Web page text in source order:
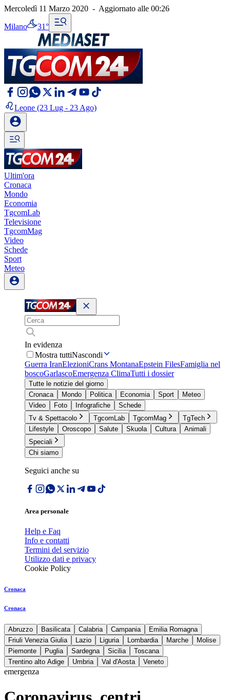
Mercoledì 11 Marzo 2020 - Aggiornato alle 00:26
Milano 31°
Leone (23 Lug - 23 Ago)
Ultim'ora
Cronaca
Mondo
Economia
TgcomLab
Televisione
TgcomMag
Video
Schede
Sport
Meteo
In evidenza
Mostra tuttiNascondi
Guerra IranElezioniCrans MontanaEpstein FilesFamiglia nel
boscoGarlascoEmergenza ClimaTutti i dossier
Tutte le notizie del giorno
Cronaca
Mondo Politica Economia Sport
Meteo
Video
Foto Infografiche
Schede
Tv & Spettacolo
TgcomLab TgcomMag
TgTech
Lifestyle
Oroscopo Salute Skuola Cultura
Animali
Speciali
Chi siamo
Seguici anche su
Area personale
Help e Faq
Info e contatti
Termini del servizio
Utilizzo dati e privacy
Cookie Policy
Cronaca
Cronaca
Abruzzo Basilicata Calabria Campania
Emilia Romagna
Friuli Venezia Giulia
Lazio Liguria Lombardia Marche
Molise
Piemonte
Puglia Sardegna Sicilia
Toscana
Trentino alto Adige
Umbria Val d'Aosta Veneto
emergenza